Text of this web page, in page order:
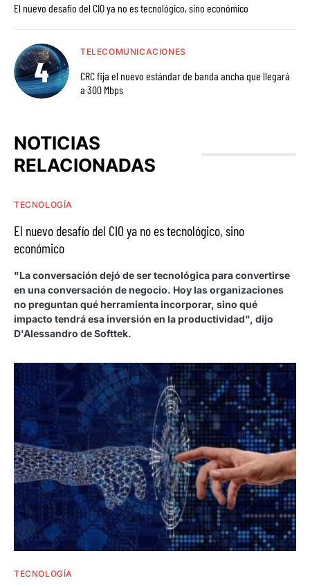
El nuevo desafío del CIO ya no es tecnológico, sino económico
TELECOMUNICACIONES
CRC fija el nuevo estándar de banda ancha que llegará
a 300 Mbps
NOTICIAS
RELACIONADAS
TECNOLOGÍA
El nuevo desafío del CIO ya no es tecnológico, sino
económico
"La conversación dejó de ser tecnológica para convertirse
en una conversación de negocio. Hoy las organizaciones
no preguntan qué herramienta incorporar, sino qué
impacto tendrá esa inversión en la productividad", dijo
D'Alessandro de Softtek.
TECNOLOGÍA